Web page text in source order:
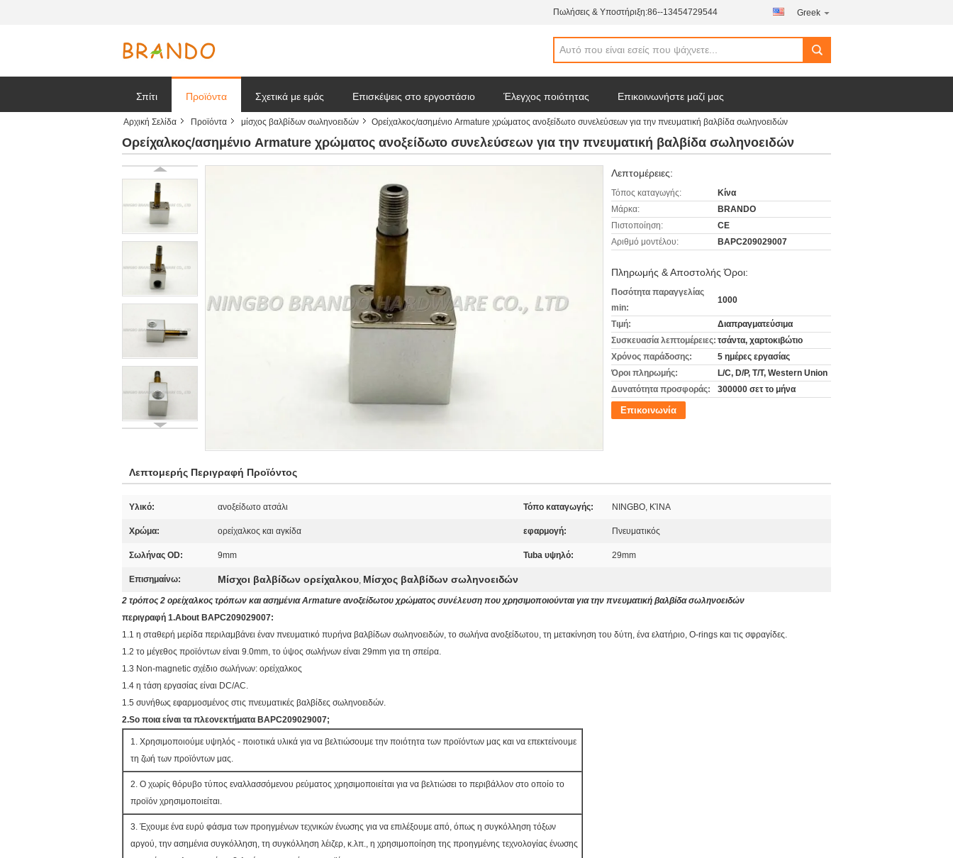
Πωλήσεις & Υποστήριξη:86--13454729544 Greek
Σπίτι Προϊόντα Σχετικά με εμάς Επισκέψεις στο εργοστάσιο Έλεγχος ποιότητας Επικοινωνήστε μαζί μας
Ζητήστε ένα απόσπασμα Ειδήσεις επιχείρησης
Αρχική Σελίδα Προϊόντα μίσχος βαλβίδων σωληνοειδών Ορείχαλκος/ασημένιο Armature χρώματος ανοξείδωτο συνελεύσεων για την πνευματική βαλβίδα σωληνοειδών
Ορείχαλκος/ασημένιο Armature χρώματος ανοξείδωτο συνελεύσεων για την πνευματική βαλβίδα σωληνοειδών
Λεπτομέρειες:
Τόπος καταγωγής:
Κίνα
Μάρκα:
BRANDO
Πιστοποίηση:
CE
Αριθμό μοντέλου:
BAPC209029007
Πληρωμής & Αποστολής Όροι:
Ποσότητα παραγγελίας
min:
1000
Τιμή:
Διαπραγματεύσιμα
Συσκευασία λεπτομέρειες: τσάντα, χαρτοκιβώτιο
Χρόνος παράδοσης:
5 ημέρες εργασίας
Όροι πληρωμής:
L/C, D/P, T/T, Western Union
Δυνατότητα προσφοράς:
300000 σετ το μήνα
Επικοινωνία
Λεπτομερής Περιγραφή Προϊόντος
Υλικό: ανοξείδωτο ατσάλι Τόπο καταγωγής: NINGBO, ΚΊΝΑ
Χρώμα: ορείχαλκος και αγκίδα εφαρμογή: Πνευματικός
Σωλήνας OD: 9mm Tuba υψηλό: 29mm
Επισημαίνω: Μίσχοι βαλβίδων ορείχαλκου, Μίσχος βαλβίδων σωληνοειδών
2 τρόπος 2 ορείχαλκος τρόπων και ασημένια Armature ανοξείδωτου χρώματος συνέλευση που χρησιμοποιούνται για την πνευματική βαλβίδα σωληνοειδών
περιγραφή 1.About BAPC209029007:
1.1 η σταθερή μερίδα περιλαμβάνει έναν πνευματικό πυρήνα βαλβίδων σωληνοειδών, το σωλήνα ανοξείδωτου, τη μετακίνηση του δύτη, ένα ελατήριο, O-rings και τις σφραγίδες.
1.2 το μέγεθος προϊόντων είναι 9.0mm, το ύψος σωλήνων είναι 29mm για τη σπείρα.
1.3 Non-magnetic σχέδιο σωλήνων: ορείχαλκος
1.4 η τάση εργασίας είναι DC/AC.
1.5 συνήθως εφαρμοσμένος στις πνευματικές βαλβίδες σωληνοειδών.
2.So ποια είναι τα πλεονεκτήματα BAPC209029007;
1. Χρησιμοποιούμε υψηλός - ποιοτικά υλικά για να βελτιώσουμε την ποιότητα των προϊόντων μας και να επεκτείνουμε
τη ζωή των προϊόντων μας.
2. Ο χωρίς θόρυβο τύπος εναλλασσόμενου ρεύματος χρησιμοποιείται για να βελτιώσει το περιβάλλον στο οποίο το
προϊόν χρησιμοποιείται.
3. Έχουμε ένα ευρύ φάσμα των προηγμένων τεχνικών ένωσης για να επιλέξουμε από, όπως η συγκόλληση τόξων
αργού, την ασημένια συγκόλληση, τη συγκόλληση λέιζερ, κ.λπ., η χρησιμοποίηση της προηγμένης τεχνολογίας ένωσης